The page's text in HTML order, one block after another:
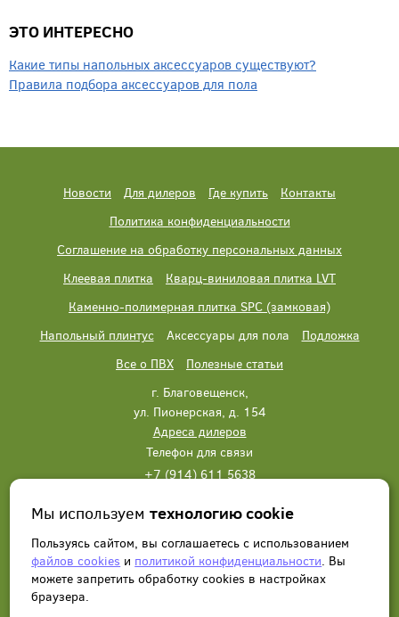
ЭТО ИНТЕРЕСНО
Какие типы напольных аксессуаров существуют?
Правила подбора аксессуаров для пола
Новости Для дилеров Где купить
Контакты
Политика конфиденциальности
Соглашение на обработку персональных данных
Клеевая плитка
Кварц-виниловая плитка LVT
Каменно-полимерная плитка SPC (замковая)
Напольный плинтус
Аксессуары для пола
Подложка
Все о ПВХ
Полезные статьи
г. Благовещенск,
ул. Пионерская, д. 154
Адреса дилеров
Телефон для связи
+7 (914) 611 5638
Написать нам Заказать звонок
Мы используемтехнологию cookie
Пользуясь сайтом, вы соглашаетесь с использованием
файлов cookies и политикой конфиденциальности. Вы
можете запретить обработку сookies в настройках
браузера.